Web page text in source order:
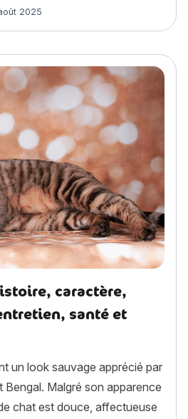
2025
caractère,
santé et
un look sauvage apprécié par
Bengal. Malgré son apparence
chat est douce, affectueuse